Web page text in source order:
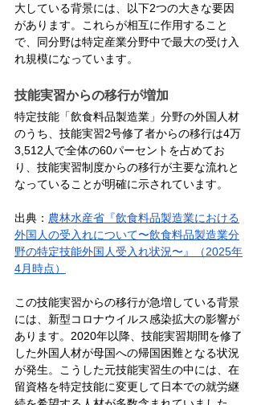
大している背景には、以下2つの大きな要因
があります。これらが相互に作用すること
で、同分野は特定産業分野中で最大の受け入
れ規模になっています。
技能実習からの移行が増加
特定技能「飲食料品製造業」分野の外国人材
のうち、技能実習2号修了者からの移行は4万
3,512人で全体の60パーセントを占めてお
り、技能実習制度からの移行が主要な流れと
なっていることが明確に示されています。
出典： 農林水産省『飲食料品製造業における
外国人の受入れについて〜飲食料品製造業分
野の特定技能外国人受入れ状況〜』（2025年
4月時点）
この技能実習からの移行が急増している背景
には、新型コロナウイルス感染拡大の影響が
あります。2020年以降、技能実習期間を修了
した外国人材が母国への帰国困難となる状況
が発生。こうした元技能実習生の中には、在
留資格を特定技能に変更して日本での就労継